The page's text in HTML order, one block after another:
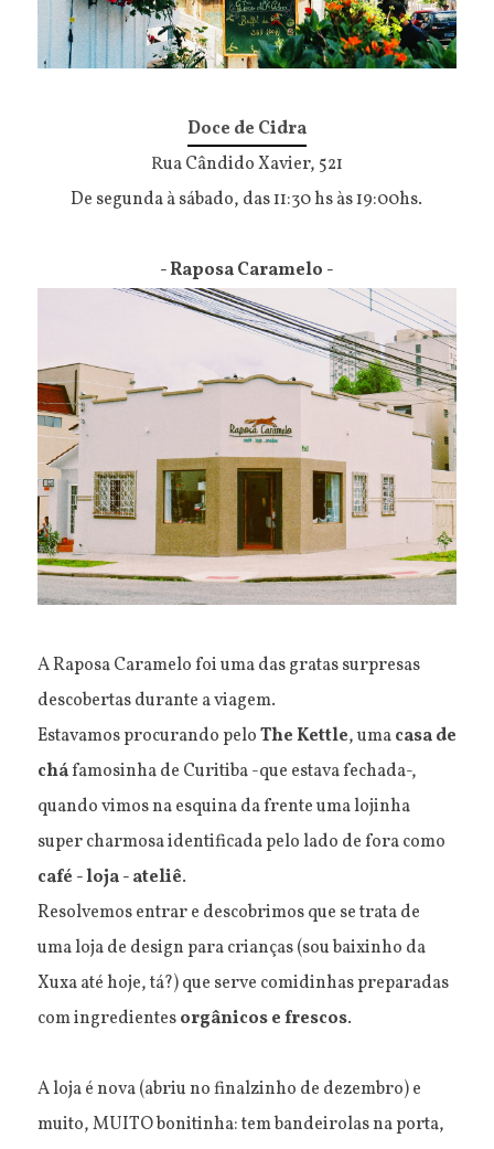
Doce de Cidra
Rua Cândido Xavier, 521
De segunda à sábado, das 11:30 hs às 19:00hs.
- Raposa Caramelo -
A Raposa Caramelo foi uma das gratas surpresas
descobertas durante a viagem.
Estavamos procurando peloThe Kettle, umacasa de
cháfamosinha de Curitiba -que estava fechada-,
quando vimos na esquina da frente uma lojinha
super charmosa identificada pelo lado de fora como
café - loja - ateliê.
Resolvemos entrar e descobrimos que se trata de
uma loja de design para crianças (sou baixinho da
Xuxa até hoje, tá?) que serve comidinhas preparadas
com ingredientesorgânicos e frescos.
A loja é nova (abriu no finalzinho de dezembro) e
muito, MUITO bonitinha: tem bandeirolas na porta,